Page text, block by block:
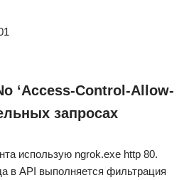
‘Access-Control-Allow-
запросах
использую ngrok.exe http 80.
в API выполняется фильтрация